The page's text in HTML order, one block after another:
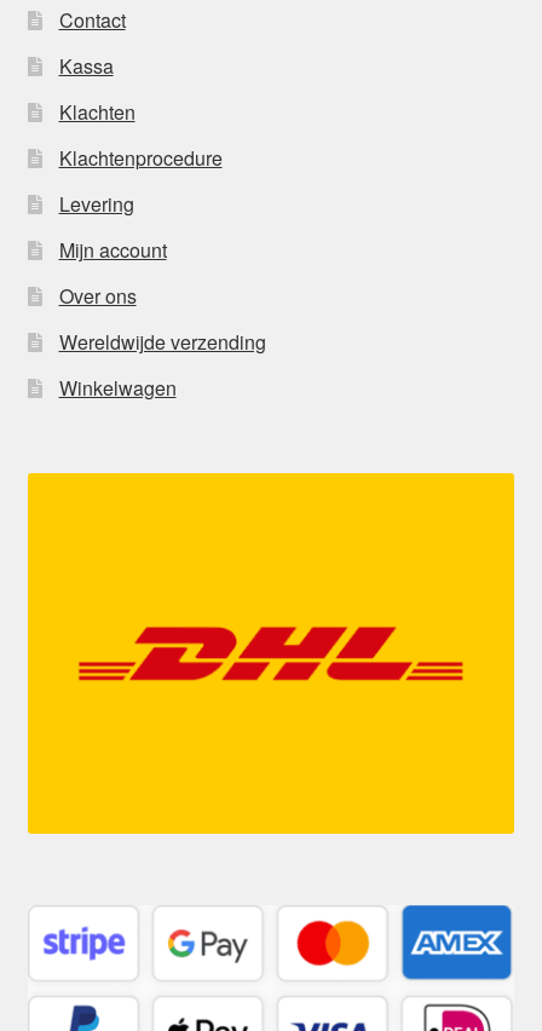
Contact
Kassa
Klachten
Klachtenprocedure
Levering
Mijn account
Over ons
Wereldwijde verzending
Winkelwagen